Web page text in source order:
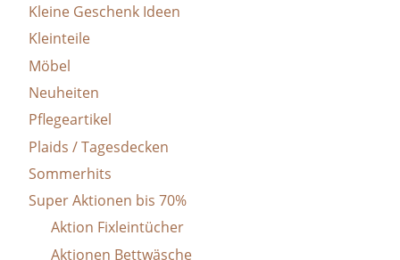
Kleine Geschenk Ideen
Kleinteile
Möbel
Neuheiten
Pflegeartikel
Plaids / Tagesdecken
Sommerhits
Super Aktionen bis 70%
Aktion Fixleintücher
Aktionen Bettwäsche